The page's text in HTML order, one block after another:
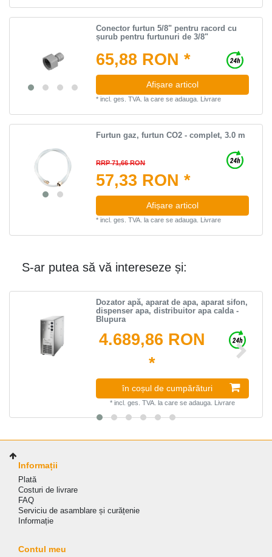
Conector furtun 5/8" pentru racord cu
șurub pentru furtunuri de 3/8"
65,88 RON *
Afișare articol
*incl. ges. TVA. la care se adauga. Livrare
Furtun gaz, furtun CO2 - complet, 3.0 m
RRP 71,66 RON
57,33 RON *
Afișare articol
*incl. ges. TVA. la care se adauga. Livrare
S-ar putea să vă intereseze și:
Dozator apă, aparat de apa, aparat sifon,
dispenser apa, distribuitor apa calda -
Blupura
4.689,86 RON
*
în coșul de cumpărături
* incl. ges. TVA. la care se adauga. Livrare
Informații
Plată
Costuri de livrare
FAQ
Serviciu de asamblare și curățenie
Informație
Contul meu